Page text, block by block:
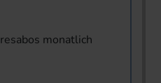
monatlich